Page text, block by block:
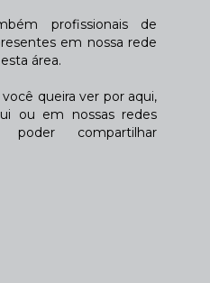
profissionais de
em nossa rede
área.
queira ver por aqui,
ou em nossas redes
compartilhar